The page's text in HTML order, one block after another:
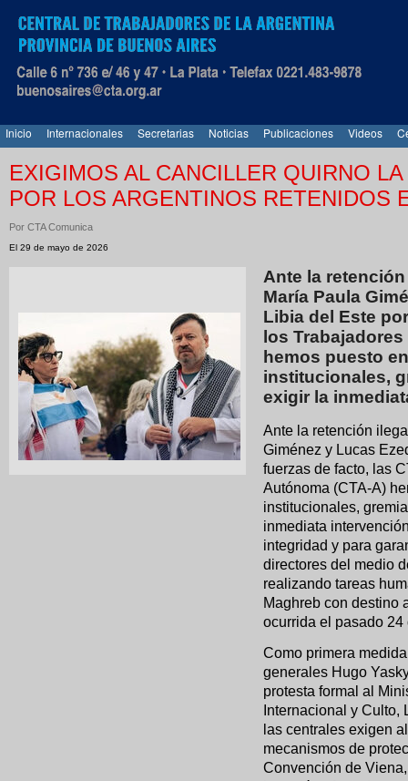
Inicio Internacionales Secretarias Noticias Publicaciones Videos
EXIGIMOS AL CANCILLER QUIRNO
POR LOS ARGENTINOS RETENIDOS
Por CTA Comunica
El 29 de mayo de 2026
Ante la
María Paula
Libia del Este
los
hemos puesto
institucionales,
exigir la
Ante la retención
Giménez y Lucas
fuerzas de facto, las
Autónoma (CTA-A)
institucionales,
inmediata
integridad y para
directores del medio
realizando tareas
Maghreb con destino
ocurrida el pasado 24
Como primera
generales Hugo
protesta formal al
Internacional y Culto,
las centrales exigen
mecanismos de
Convención de